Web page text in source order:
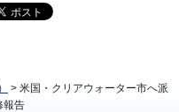
> 米国・クリアウォーター市へ派
報告